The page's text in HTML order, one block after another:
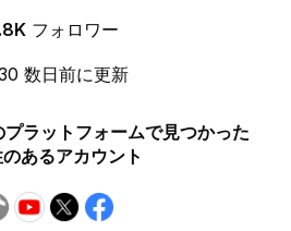
フォロワー
数日前に更新
ラットフォームで見つかった
あるアカウント